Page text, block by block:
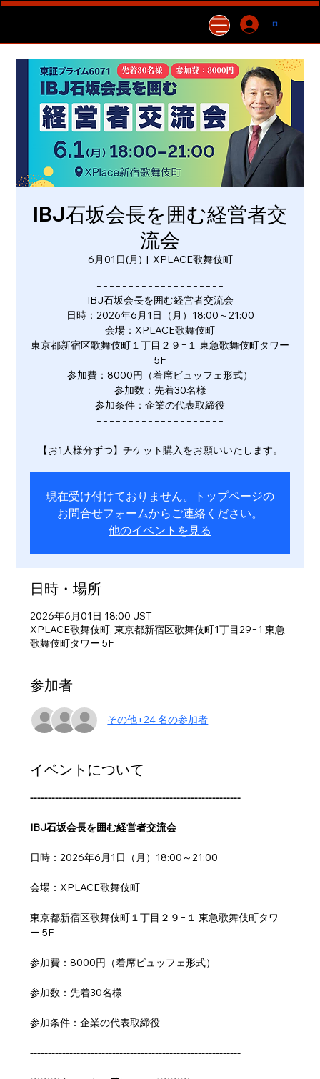
ログイン
IBJ石坂会長を囲む経営者交
流会
6月01日(月)
  |
XPLACE歌舞伎町
====================
IBJ石坂会長を囲む経営者交流会
日時：2026年6月1日（月）18:00～21:00
会場：XPLACE歌舞伎町
東京都新宿区歌舞伎町１丁目２９−１ 東急歌舞伎町タワー
5F
参加費：8000円（着席ビュッフェ形式）
参加数：先着30名様
参加条件：企業の代表取締役
====================
【お1人様分ずつ】チケット購入をお願いいたします。
現在受け付けておりません。トップページの
お問合せフォームからご連絡ください。
他のイベントを見る
日時・場所
2026年6月01日 18:00 JST
XPLACE歌舞伎町, 東京都新宿区歌舞伎町1丁目29−1 東急
歌舞伎町タワー 5F
参加者
その他+24 名の参加者
イベントについて
-----------------------------------------------------------
IBJ石坂会長を囲む経営者交流会
日時：2026年6月1日（月）18:00～21:00
会場：XPLACE歌舞伎町
東京都新宿区歌舞伎町１丁目２９−１ 東急歌舞伎町タワ
ー 5F
参加費：8000円（着席ビュッフェ形式）
参加数：先着30名様
参加条件：企業の代表取締役
-----------------------------------------------------------